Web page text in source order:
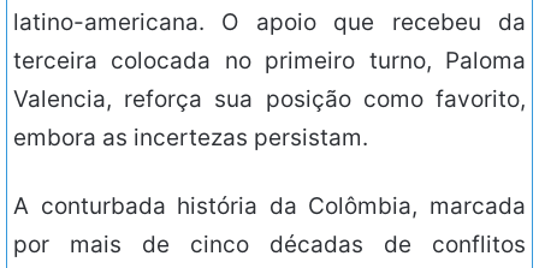
latino-americana. O apoio que recebeu da
terceira colocada no primeiro turno, Paloma
Valencia, reforça sua posição como favorito,
embora as incertezas persistam.
A conturbada história da Colômbia, marcada
por mais de cinco décadas de conflitos